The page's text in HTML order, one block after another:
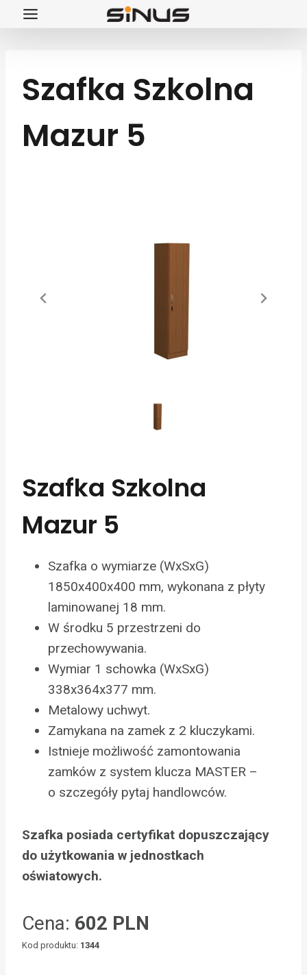
Przejdź
Szafka Szkolna
Mazur 5
Szafka Szkolna
Mazur 5
Szafka o wymiarze (WxSxG)
1850x400x400 mm, wykonana z płyty
laminowanej 18 mm.
W środku 5 przestrzeni do
przechowywania.
Wymiar 1 schowka (WxSxG)
338x364x377 mm.
Metalowy uchwyt.
Zamykana na zamek z 2 kluczykami.
Istnieje możliwość zamontowania
zamków z system klucza MASTER –
o szczegóły pytaj handlowców.
Szafka posiada certyfikat dopuszczający
do użytkowania w jednostkach
oświatowych.
Cena: 602 PLN
Kod produktu: 1344